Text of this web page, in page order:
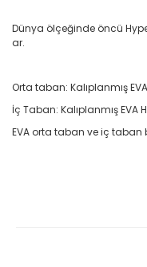
Dünya ölçeğinde öncü
ar.
Orta taban: Kalıplanmış EVA
İç Taban: Kalıplanmış EVA
EVA orta taban ve iç taban